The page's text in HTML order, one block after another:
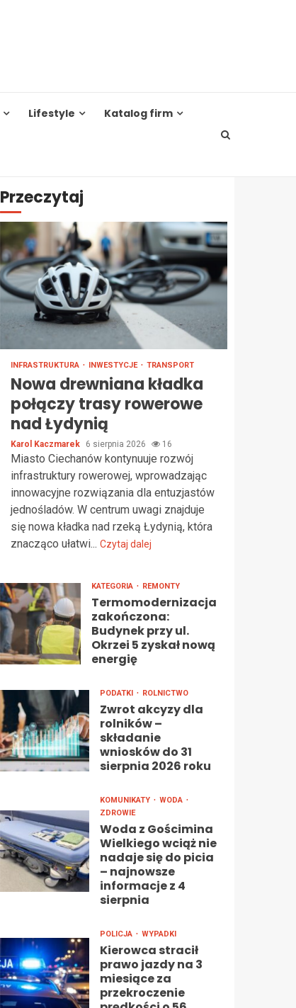
Lifestyle Katalog firm
Przeczytaj
INFRASTRUKTURA INWESTYCJE TRANSPORT
Nowa drewniana kładka
połączy trasy rowerowe
nad Łydynią
Karol Kaczmarek 6 sierpnia 2026 16
Miasto Ciechanów kontynuuje rozwój
infrastruktury rowerowej, wprowadzając
innowacyjne rozwiązania dla entuzjastów
jednośladów. W centrum uwagi znajduje
się nowa kładka nad rzeką Łydynią, która
znacząco ułatwi... Czytaj dalej
KATEGORIA REMONTY
Termomodernizacja
zakończona:
Budynek przy ul.
Okrzei 5 zyskał nową
energię
PODATKI ROLNICTWO
Zwrot akcyzy dla
rolników –
składanie
wniosków do 31
sierpnia 2026 roku
KOMUNIKATY
WODA
ZDROWIE
Woda z Gościmina
Wielkiego wciąż nie
nadaje się do picia
– najnowsze
informacje z 4
sierpnia
POLICJA WYPADKI
Kierowca stracił
prawo jazdy na 3
miesiące za
przekroczenie